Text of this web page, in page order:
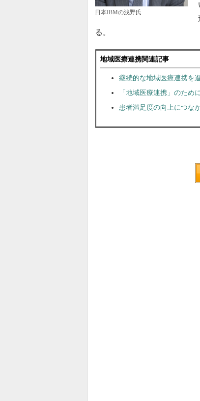
日本IBMの浅野氏
る。
地域医療連携関連記事
継続的な地域医療連携を
「地域医療連携」のため
患者満足度の向上につな